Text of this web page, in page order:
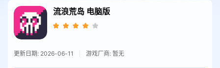
流浪荒岛 电脑版
更新日期: 2026-06-11 游戏厂商: 暂无